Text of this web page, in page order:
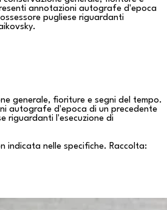
annotazioni autografe d'epoca
pugliese riguardanti
generale, fioriture e segni del tempo.
autografe d'epoca di un precedente
riguardanti l'esecuzione di
indicata nelle specifiche. Raccolta: